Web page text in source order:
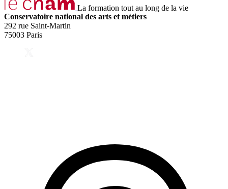
La formation tout au long de la vie
Conservatoire national des arts et métiers
292 rue Saint-Martin
75003 Paris